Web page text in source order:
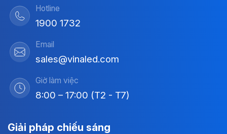
Hotline
1900 1732
Email
sales@vinaled.com
Giờ làm việc
8:00 – 17:00 (T2 - T7)
Giải pháp chiếu sáng